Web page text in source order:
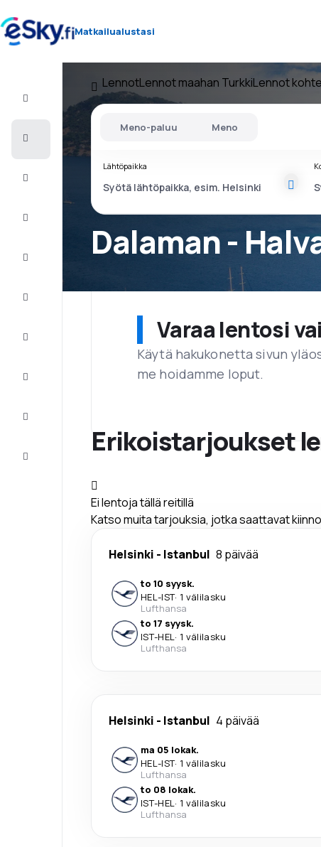
Matkailualustasi
Lento+Hotelli
LennotLennot maahan TurkkiLennot
Dalaman -
Meno-paluu Meno
Lähtöpaikka
Varaa lentosi
Käytä hakukonetta sivun
me hoidamme loput.
Erikoistarjoukset
Ei lentoja tällä reitillä
Katso muita tarjouksia, jotka saattavat
Helsinki - Istanbul 8 päivää
to 10 syysk.
HEL-IST· 1 välilasku
Lufthansa
to 17 syysk.
IST-HEL· 1 välilasku
Lufthansa
Helsinki - Istanbul 4 päivää
ma 05 lokak.
HEL-IST· 1 välilasku
Lufthansa
to 08 lokak.
IST-HEL· 1 välilasku
Lufthansa